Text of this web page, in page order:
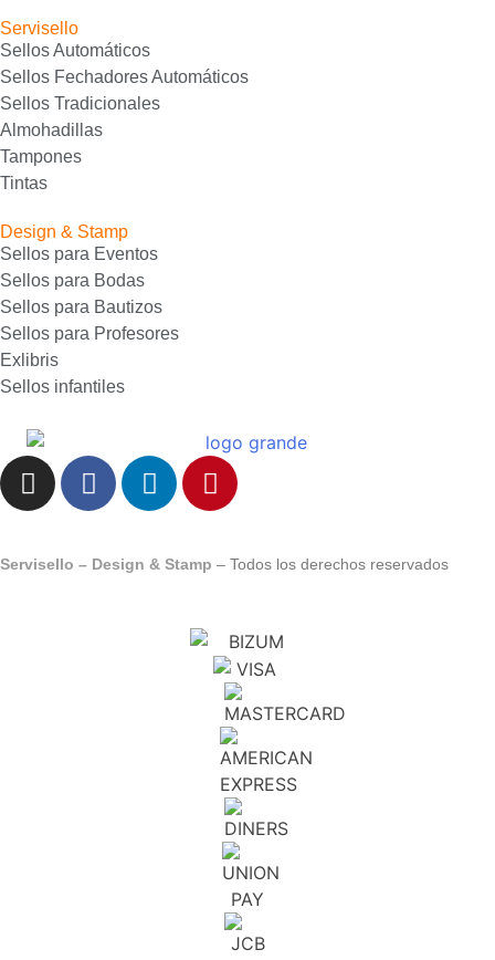
Servisello
Sellos Automáticos
Sellos Fechadores Automáticos
Sellos Tradicionales
Almohadillas
Tampones
Tintas
Design & Stamp
Sellos para Eventos
Sellos para Bodas
Sellos para Bautizos
Sellos para Profesores
Exlibris
Sellos infantiles
Servisello – Design & Stamp – Todos los derechos reservados